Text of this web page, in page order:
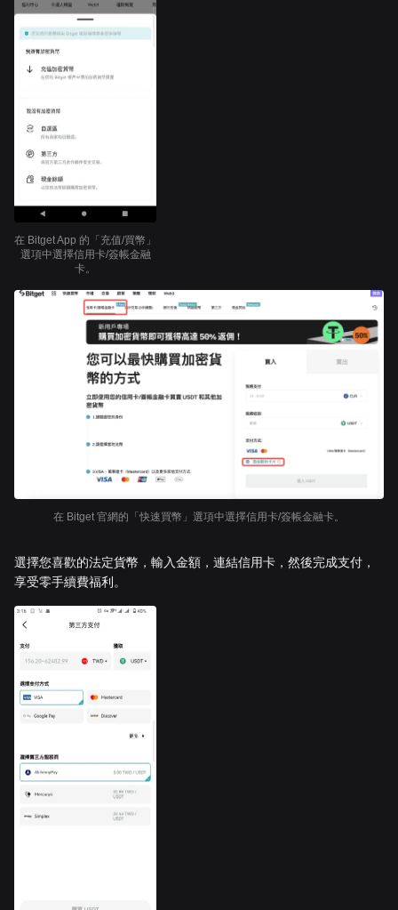
在 Bitget App 的「充值/買幣」
選項中選擇信用卡/簽帳金融
卡。
在 Bitget 官網的「快速買幣」選項中選擇信用卡/簽帳金融卡。
選擇您喜歡的法定貨幣，輸入金額，連結信用卡，然後完成支付，
享受零手續費福利。